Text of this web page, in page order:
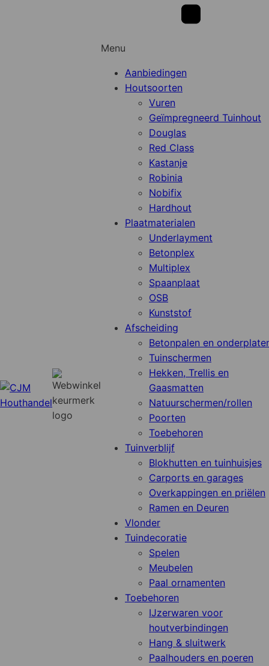
Menu
Aanbiedingen
Houtsoorten
Vuren
Geïmpregneerd Tuinhout
Douglas
Red Class
Kastanje
Robinia
Nobifix
Hardhout
Plaatmaterialen
Underlayment
Betonplex
Multiplex
Spaanplaat
OSB
Kunststof
Afscheiding
Betonpalen en
Tuinschermen
Hekken, Trellis en
Gaasmatten
Natuurschermen/rollen
Poorten
Toebehoren
Tuinverblijf
Blokhutten en tuinhuisjes
Carports en garages
Overkappingen en priëlen
Ramen en Deuren
Vlonder
Tuindecoratie
Spelen
Meubelen
Paal ornamenten
Toebehoren
IJzerwaren voor
houtverbindingen
Hang & sluitwerk
Paalhouders en poeren